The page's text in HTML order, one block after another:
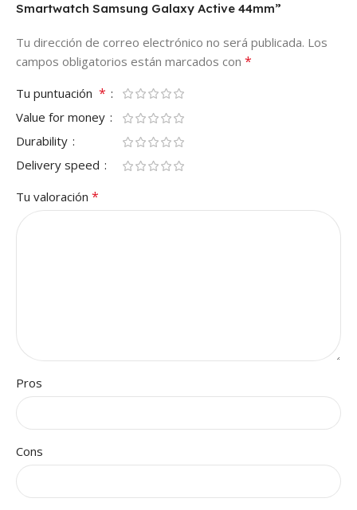
Smartwatch Samsung Galaxy Active 44mm”
Tu dirección de correo electrónico no será publicada. Los
campos obligatorios están marcados con *
Tu puntuación *
Value for money
Durability
Delivery speed
Tu valoración *
Pros
Cons